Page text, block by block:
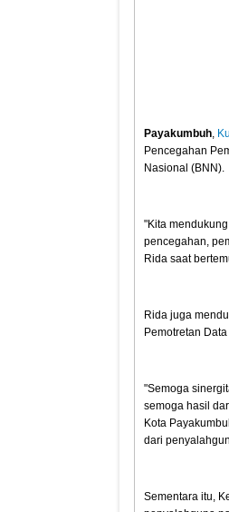
Payakumbuh,
Pencegahan
Nasional (BNN).
"Kita
pencegahan,
Rida saat
Rida juga
Pemotretan
"Semoga
semoga hasil
Kota
dari
Sementara itu,